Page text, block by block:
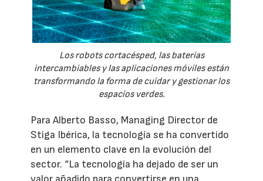
Los robots cortacésped, las baterías
intercambiables y las aplicaciones móviles están
transformando la forma de cuidar y gestionar los
espacios verdes.
Para Alberto Basso, Managing Director de
Stiga Ibérica, la tecnología se ha convertido
en un elemento clave en la evolución del
sector. “La tecnología ha dejado de ser un